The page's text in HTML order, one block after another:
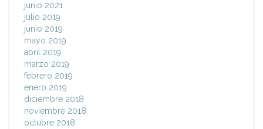
junio 2021
julio 2019
junio 2019
mayo 2019
abril 2019
marzo 2019
febrero 2019
enero 2019
diciembre 2018
noviembre 2018
octubre 2018